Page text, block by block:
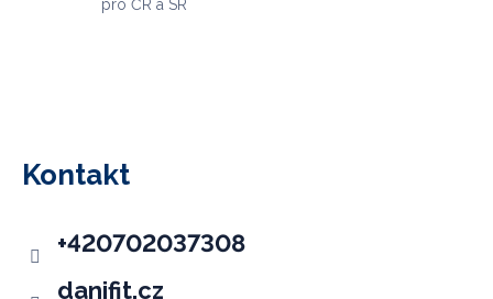
pro ČR a SR
Kontakt
danifit.cz
+420702037308